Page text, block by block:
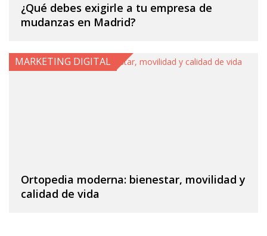
¿Qué debes exigirle a tu empresa de
mudanzas en Madrid?
Ortopedia moderna: bienestar, movilidad y
calidad de vida
MARKETING DIGITAL